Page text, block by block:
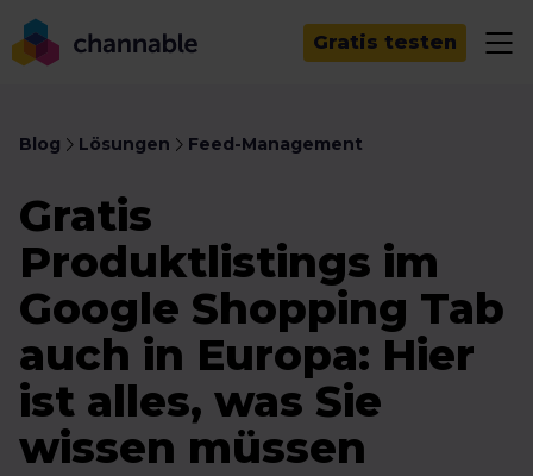
Gratis testen
Blog Lösungen Feed-Management
Gratis
Produktlistings im
Google Shopping Tab
auch in Europa: Hier
ist alles, was Sie
wissen müssen